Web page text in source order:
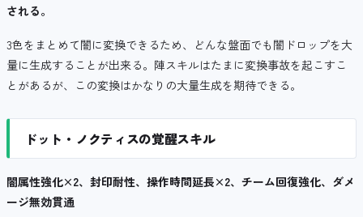
される。
3色をまとめて闇に変換できるため、どんな盤面でも闇ドロップを大
量に生成することが出来る。陣スキルはたまに変換事故を起こすこ
とがあるが、この変換はかなりの大量生成を期待できる。
ドット・ノクティスの覚醒スキル
闇属性強化×2、封印耐性、操作時間延長×2、チーム回復強化、ダメ
ージ無効貫通